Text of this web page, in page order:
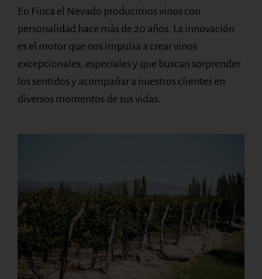
En Finca el Nevado producimos vinos con
personalidad hace más de 20 años. La innovación
es el motor que nos impulsa a crear vinos
excepcionales, especiales y que buscan sorprender
los sentidos y acompañar a nuestros clientes en
diversos momentos de sus vidas.